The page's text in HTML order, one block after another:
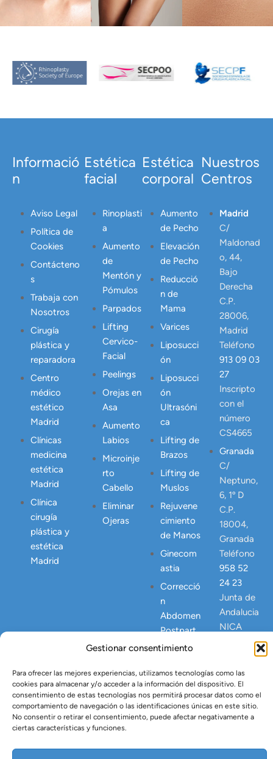
Gestionar consentimiento
Para ofrecer las mejores experiencias, utilizamos tecnologías como las
cookies para almacenar y/o acceder a la información del dispositivo. El
consentimiento de estas tecnologías nos permitirá procesar datos como el
comportamiento de navegación o las identificaciones únicas en este sitio.
No consentir o retirar el consentimiento, puede afectar negativamente a
ciertas características y funciones.
MÁS
VER
MÁS
MÁS
Informació
n
Aviso Legal
Política de
Cookies
Contácteno
s
Trabaja con
Nosotros
Cirugía
plástica y
reparadora
Centro
médico
estético
Madrid
Clínicas
medicina
estética
Madrid
Clínica
cirugía
plástica y
estética
Madrid
Estética
facial
Rinoplasti
a
Aumento
de
Mentón y
Pómulos
Parpados
Lifting
Cervico-
Facial
Peelings
Orejas en
Asa
Aumento
Labios
Microinje
rto
Cabello
Eliminar
Ojeras
Estética
corporal
Aumento
de Pecho
Elevación
de Pecho
Reducció
n de
Mama
Varices
Liposucci
ón
Liposucci
ón
Ultrasóni
ca
Lifting de
Brazos
Lifting de
Muslos
Rejuvene
cimiento
de Manos
Ginecom
astia
Correcció
n
Abdomen
Postpart
o
Vaser
Tratamien
to Argón
Nuestros
Centros
Madrid
C/
Maldonad
o, 44,
Bajo
Derecha
C.P.
28006,
Madrid
Teléfono
913 09 03
27
Inscripto
con el
número
CS4665
Granada
C/
Neptuno,
6, 1º D
C.P.
18004,
Granada
Teléfono
958 52
24 23
Junta de
Andalucia
NICA